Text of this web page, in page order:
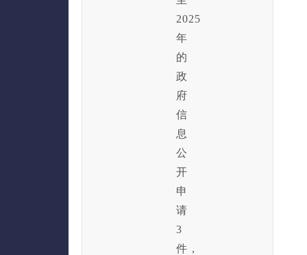
2025
年
的
政
府
信
息
公
开
申
请
3
件，